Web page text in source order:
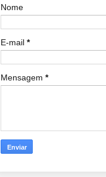
Nome
E-mail *
Mensagem *